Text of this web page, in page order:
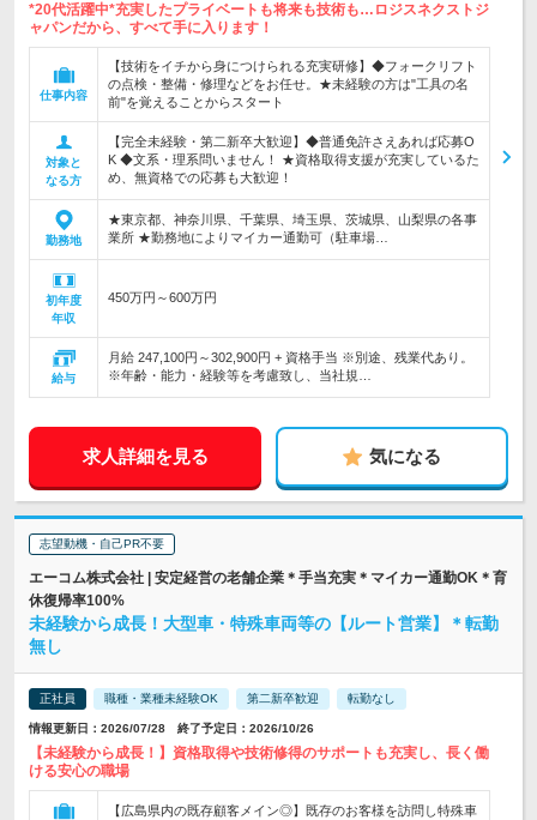
*20代活躍中*充実したプライベートも将来も技術も…ロジスネクストジ
ャパンだから、すべて手に入ります！
仕事内容
【技術をイチから身につけられる充実研修】◆フォークリフト
の点検・整備・修理などをお任せ。★未経験の方は"工具の名
前"を覚えることからスタート
対象と
なる方
【完全未経験・第二新卒大歓迎】◆普通免許さえあれば応募O
K ◆文系・理系問いません！ ★資格取得支援が充実しているた
め、無資格での応募も大歓迎！
勤務地
★東京都、神奈川県、千葉県、埼玉県、茨城県、山梨県の各事
業所 ★勤務地によりマイカー通勤可（駐車場…
初年度
年収
450万円～600万円
給与
月給 247,100円～302,900円 + 資格手当 ※別途、残業代あり。
※年齢・能力・経験等を考慮致し、当社規…
求人詳細を見る 気になる
志望動機・自己PR不要
エーコム株式会社 | 安定経営の老舗企業＊手当充実＊マイカー通勤OK＊育
休復帰率100%
未経験から成長！大型車・特殊車両等の【ルート営業】＊転勤
無し
正社員 職種・業種未経験OK 第二新卒歓迎 転勤なし
情報更新日：2026/07/28 終了予定日：2026/10/26
【未経験から成長！】資格取得や技術修得のサポートも充実し、長く働
ける安心の職場
【広島県内の既存顧客メイン◎】既存のお客様を訪問し特殊車